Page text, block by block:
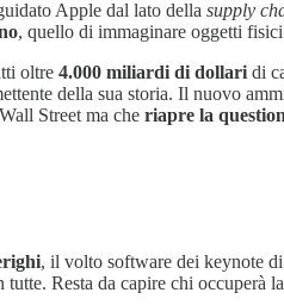
Apple dal lato della supply
, quello di immaginare oggetti
oltre 4.000 miliardi di dollaridi
della sua storia. Il nuovo
Street ma che riapre la
, il volto software dei keynote
Resta da capire chi